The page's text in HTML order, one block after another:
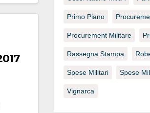
Primo Piano
Procurement Militare
Rassegna Stampa
Spese Militari Spese
Vignarca